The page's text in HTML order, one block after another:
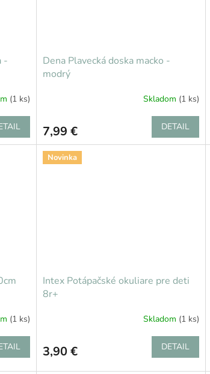
-
(1 ks)
Dena Plavecká doska macko -
modrý
Skladom (1 ks)
7,99 € DETAIL
(1 ks)
Novinka
Intex Potápačské okuliare pre deti
8r+
Skladom (1 ks)
3,90 € DETAIL